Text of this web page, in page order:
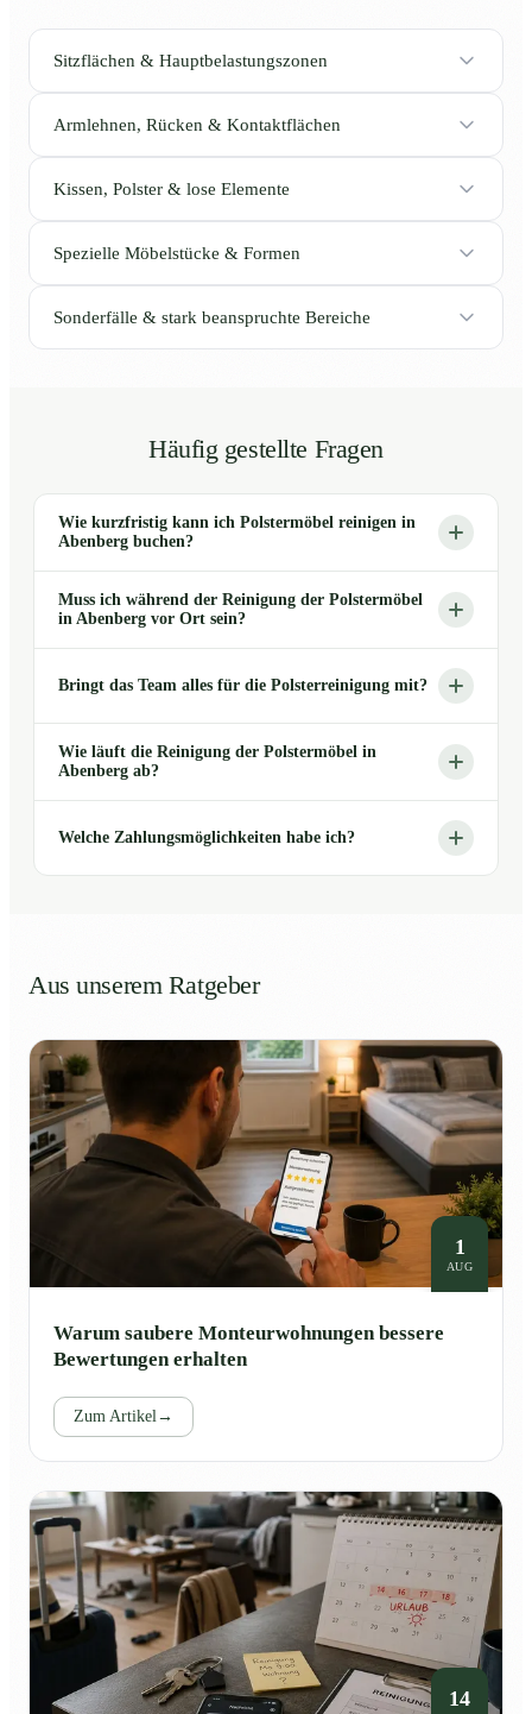
Sitzflächen & Hauptbelastungszonen
Armlehnen, Rücken & Kontaktflächen
Kissen, Polster & lose Elemente
Spezielle Möbelstücke & Formen
Sonderfälle & stark beanspruchte Bereiche
Häufig gestellte Fragen
Wie kurzfristig kann ich Polstermöbel reinigen in
Abenberg buchen?
Muss ich während der Reinigung der Polstermöbel
in Abenberg vor Ort sein?
Bringt das Team alles für die Polsterreinigung mit?
Wie läuft die Reinigung der Polstermöbel in
Abenberg ab?
Welche Zahlungsmöglichkeiten habe ich?
Aus unserem Ratgeber
1
AUG
Warum saubere Monteurwohnungen bessere
Bewertungen erhalten
Zum Artikel→
14